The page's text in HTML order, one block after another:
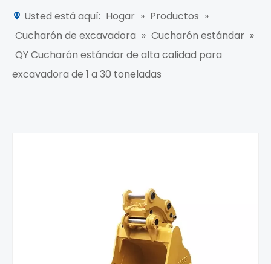
Usted está aquí: Hogar » Productos »
Cucharón de excavadora » Cucharón estándar »
QY Cucharón estándar de alta calidad para
excavadora de 1 a 30 toneladas